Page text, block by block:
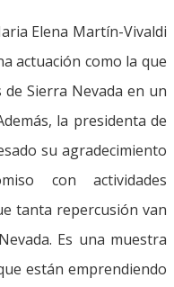
Elena Martín-Vivaldi
actuación como la que
Sierra Nevada en un
la presidenta de
su agradecimiento
con actividades
tanta repercusión van
Es una muestra
están emprendiendo